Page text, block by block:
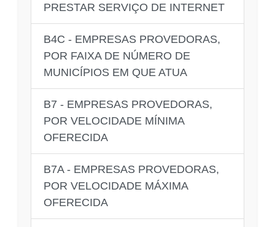
PRESTAR SERVIÇO DE INTERNET
B4C - EMPRESAS PROVEDORAS,
POR FAIXA DE NÚMERO DE
MUNICÍPIOS EM QUE ATUA
B7 - EMPRESAS PROVEDORAS,
POR VELOCIDADE MÍNIMA
OFERECIDA
B7A - EMPRESAS PROVEDORAS,
POR VELOCIDADE MÁXIMA
OFERECIDA